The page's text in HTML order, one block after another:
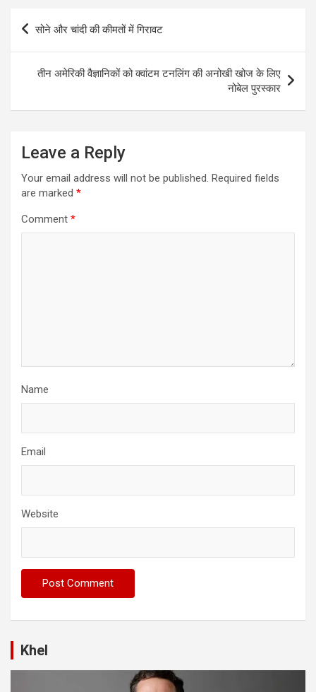
b
o
o
k
s
A
p
p
dI
n
Post
navigation
सोने और चांदी की कीमतों में गिरावट
तीन अमेरिकी वैज्ञानिकों को क्वांटम टनलिंग की अनोखी खोज के लिए
नोबेल पुरस्कार
Leave a Reply
Your email address will not be published. Required fields
are marked *
Comment *
Name
Email
Website
Khel